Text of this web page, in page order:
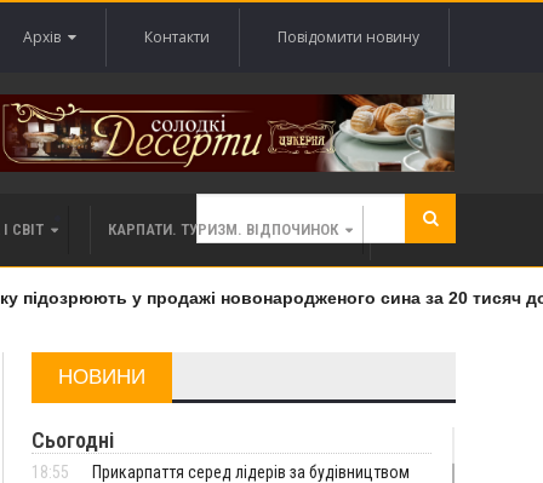
Архів Контакти Повідомити новину
СВІТ КАРПАТИ. ТУРИЗМ. ВІДПОЧИНОК
у продажі новонародженого сина за 20 тисяч
НОВИНИ
Сьогодні
18:55
Прикарпаття серед лідерів за будівництвом